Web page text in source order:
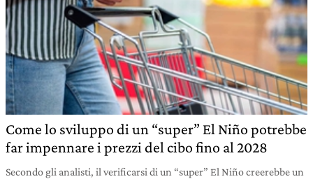
Come lo sviluppo di un “super” El Niño potrebbe
far impennare i prezzi del cibo fino al 2028
Secondo gli analisti, il verificarsi di un “super” El Niño creerebbe un